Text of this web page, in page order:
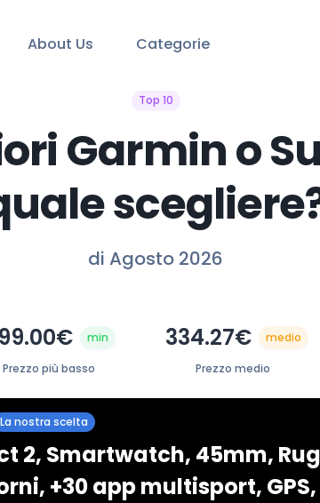
About Us Categorie
Top 10
Garmin o
di Agosto 2026
min
Prezzo più basso
334.27€ medio
Prezzo medio
La nostra scelta
2, Smartwatch, 45mm,
+30 app multisport, GPS,